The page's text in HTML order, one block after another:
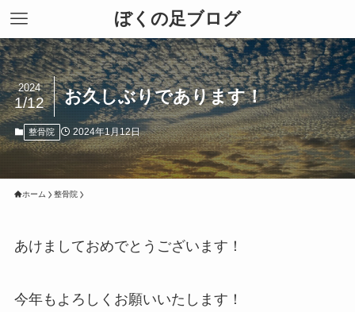
ぼくの足ブログ
お久しぶりであります！
2024
1/12
整骨院 2024年1月12日
ホーム 整骨院
あけましておめでとうございます！
今年もよろしくお願いいたします！